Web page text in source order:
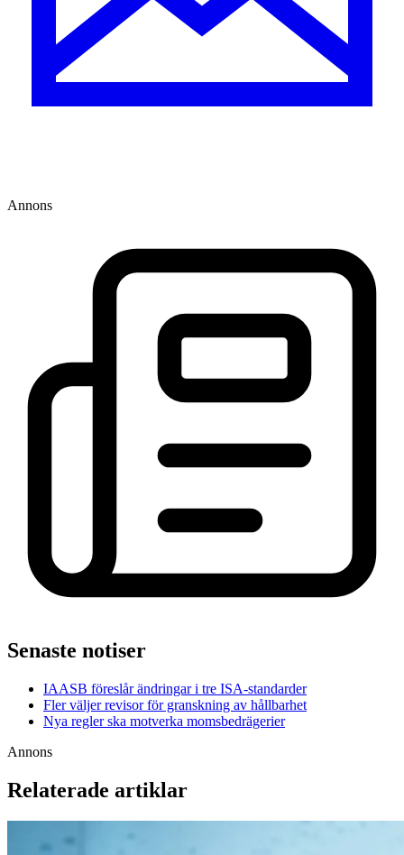
Annons
Senaste notiser
IAASB föreslår ändringar i tre ISA-standarder
Fler väljer revisor för granskning av hållbarhet
Nya regler ska motverka momsbedrägerier
Annons
Relaterade artiklar